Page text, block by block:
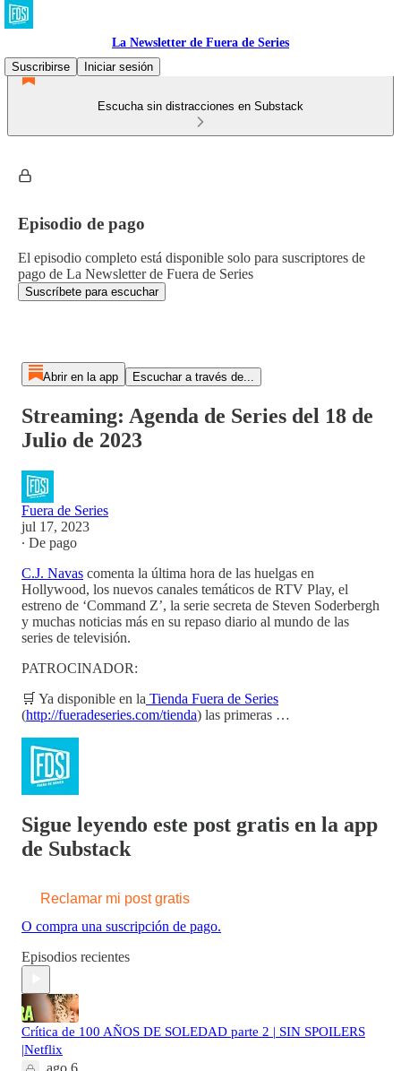
La Newsletter de Fuera de Series
Suscribirse
Iniciar sesión
Escucha sin distracciones en Substack
Episodio de pago
El episodio completo está disponible solo para suscriptores de
pago de La Newsletter de Fuera de Series
Suscríbete para escuchar
Abrir en la app Escuchar a través de...
Streaming: Agenda de Series del 18 de
Julio de 2023
Fuera de Series
jul 17, 2023
∙ De pago
C.J. Navas comenta la última hora de las huelgas en
Hollywood, los nuevos canales temáticos de RTV Play, el
estreno de ‘Command Z’, la serie secreta de Steven Soderbergh
y muchas noticias más en su repaso diario al mundo de las
series de televisión.
PATROCINADOR:
🛒 Ya disponible en la Tienda Fuera de Series
(http://fueradeseries.com/tienda) las primeras …
Sigue leyendo este post gratis en la app
de Substack
Reclamar mi post gratis
O compra una suscripción de pago.
Episodios recientes
Crítica de 100 AÑOS DE SOLEDAD parte 2 | SIN SPOILERS
|Netflix
ago 6